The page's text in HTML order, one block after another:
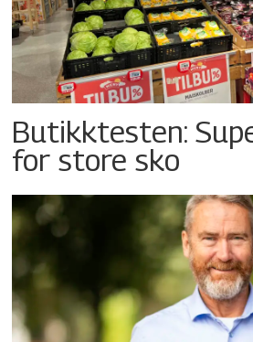
Butikktesten:
for store sko